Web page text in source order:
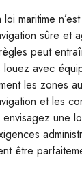
maritime
sûre et
peut
louez avec
les zones
et les
une
être